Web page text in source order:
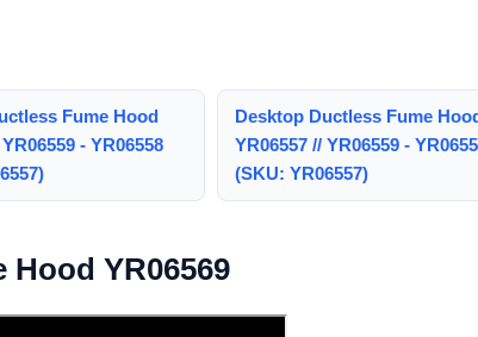
Fume Hood
- YR06558
Desktop Ductless Fume
YR06557 // YR06559 -
(SKU: YR06557)
YR06569